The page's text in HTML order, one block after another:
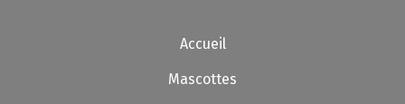
Accueil
Mascottes